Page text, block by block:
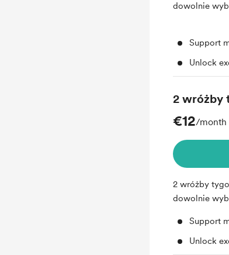
dowolnie
Support
Unlock
2 wróżby
€12/month
2 wróżby
dowolnie
Support
Unlock